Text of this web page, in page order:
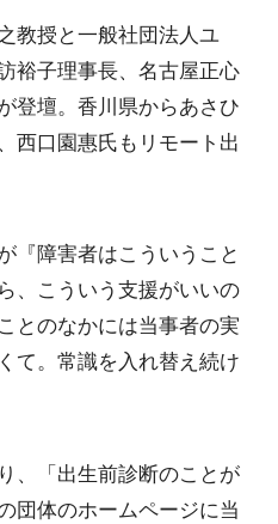
教授と一般社団法人ユ
裕子理事長、名古屋正心
登壇。香川県からあさひ
西口園惠氏もリモート出
『障害者はこういうこと
、こういう支援がいいの
とのなかには当事者の実
て。常識を入れ替え続け
、「出生前診断のことが
団体のホームページに当